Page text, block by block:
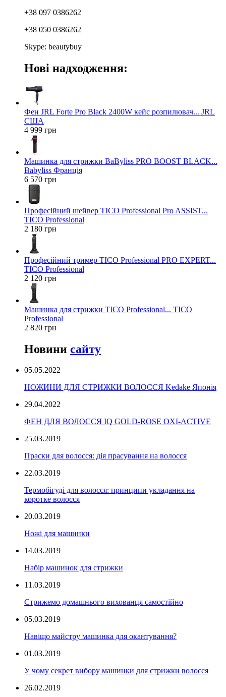
+38 097 0386262
+38 050 0386262
Skype: beautybuy
Нові надходження:
Фен JRL Forte Pro Black 2400W кейс розпилювач... JRL
США
4 999 грн
Машинка для стрижки BaByliss PRO BOOST BLACK...
Babyliss Франція
6 570 грн
Професійний шейвер TICO Professional Pro ASSIST...
TICO Professional
2 180 грн
Професійний тример TICO Professional PRO EXPERT...
TICO Professional
2 120 грн
Машинка для стрижки TICO Professional... TICO
Professional
2 820 грн
Новини сайту
05.05.2022
НОЖИНИ ДЛЯ СТРИЖКИ ВОЛОССЯ Kedake Японія
29.04.2022
ФЕН ДЛЯ ВОЛОССЯ IQ GOLD-ROSE OXI-ACTIVE
25.03.2019
Праски для волосся: дія прасування на волосся
22.03.2019
Термобігуді для волосся: принципи укладання на
коротке волосся
20.03.2019
Ножі для машинки
14.03.2019
Набір машинок для стрижки
11.03.2019
Стрижемо домашнього вихованця самостійно
05.03.2019
Навіщо майстру машинка для окантування?
01.03.2019
У чому секрет вибору машинки для стрижки волосся
26.02.2019